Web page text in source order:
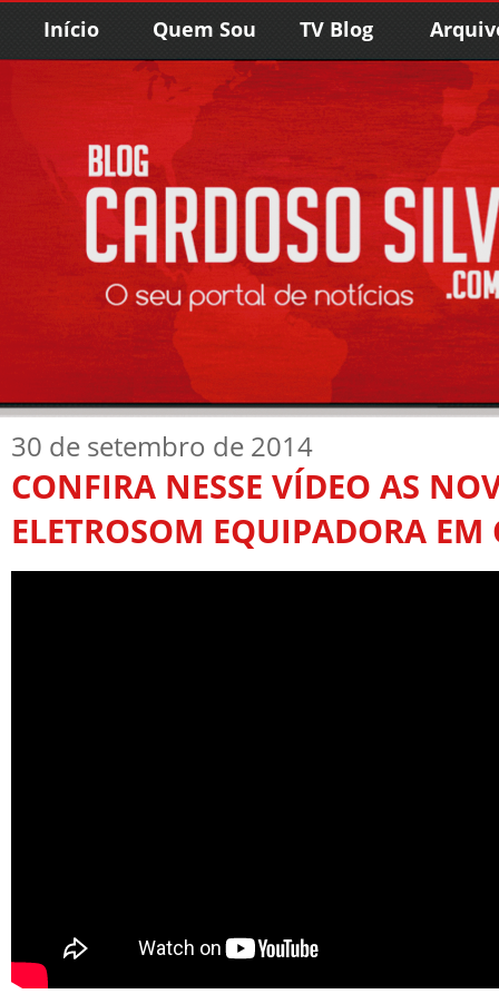
Início Quem Sou TV Blog
30 de setembro de 2014
CONFIRA NESSE VÍDEO AS
ELETROSOM EQUIPADORA EM